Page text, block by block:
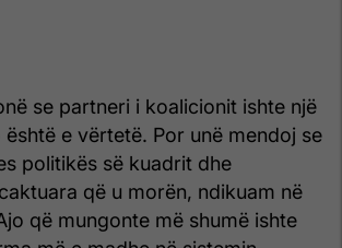
se partneri i koalicionit ishte një
e vërtetë. Por unë mendoj se
politikës së kuadrit dhe
që u morën, ndikuam në
që mungonte më shumë ishte